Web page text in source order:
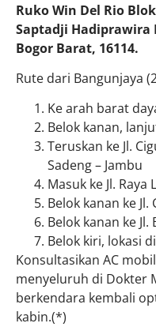
Ruko Win Del Rio
Saptadji Hadiprawira
Bogor Barat, 16114.
Rute dari Bangunjaya
Ke arah barat
Belok kanan,
Teruskan ke Jl.
Sadeng – Jambu
Masuk ke Jl.
Belok kanan ke
Belok kanan ke
Belok kiri, lokasi
Konsultasikan AC
menyeluruh di Dokter
berkendara kembali
kabin.(*)